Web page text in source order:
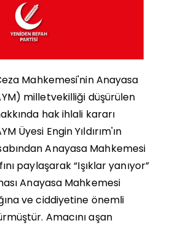
Mahkemesi'nin Anayasa
milletvekilliği düşürülen
hak ihlali kararı
Üyesi Engin Yıldırım'ın
Anayasa Mahkemesi
paylaşarak “Işıklar yanıyor”
Anayasa Mahkemesi
ve ciddiyetine önemli
Amacını aşan